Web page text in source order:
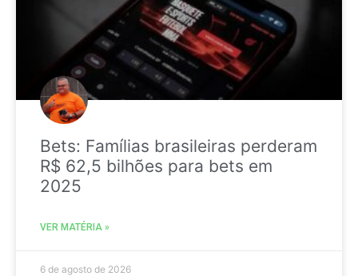
Bets: Famílias brasileiras perderam
R$ 62,5 bilhões para bets em
2025
VER MATÉRIA »
6 de agosto de 2026